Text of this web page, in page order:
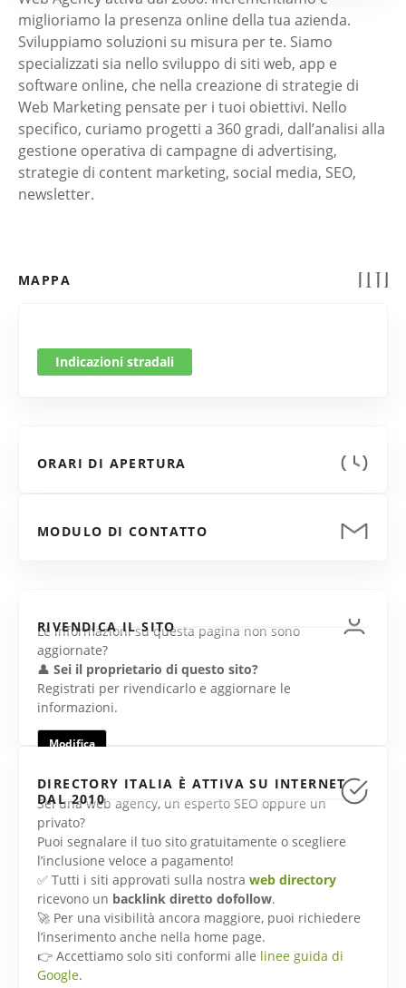
miglioriamo la presenza online della tua azienda.
Sviluppiamo soluzioni su misura per te. Siamo
specializzati sia nello sviluppo di siti web, app e
software online, che nella creazione di strategie di
Web Marketing pensate per i tuoi obiettivi. Nello
specifico, curiamo progetti a 360 gradi, dall’analisi alla
gestione operativa di campagne di advertising,
strategie di content marketing, social media, SEO,
newsletter.
MAPPA
Indicazioni stradali
ORARI DI APERTURA
MODULO DI CONTATTO
RIVENDICA IL SITO
Le informazioni su questa pagina non sono
aggiornate?
👤 Sei il proprietario di questo sito?
Registrati per rivendicarlo e aggiornare le
informazioni.
Modifica
DIRECTORY ITALIA È ATTIVA SU INTERNET
DAL 2010
Sei una web agency, un esperto SEO oppure un
privato?
Puoi segnalare il tuo sito gratuitamente o scegliere
l’inclusione veloce a pagamento!
✅ Tutti i siti approvati sulla nostra web directory
ricevono un backlink diretto dofollow.
🚀 Per una visibilità ancora maggiore, puoi richiedere
l’inserimento anche nella home page.
👉 Accettiamo solo siti conformi alle linee guida di
Google.